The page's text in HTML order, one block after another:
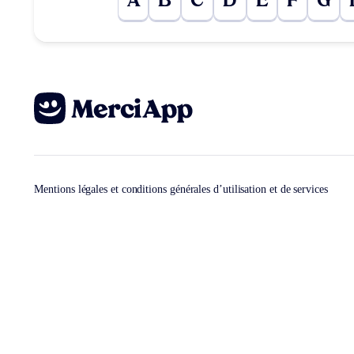
Mentions légales et conditions générales d’utilisation et de services